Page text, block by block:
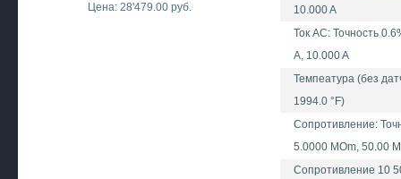
Цена: 28'479.00 руб.
10.000 A
Ток AC: Точность
A, 10.000 A
Темпеатура (без
1994.0 °F)
Сопротивление:
5.0000 MOm, 50.00
Сопротивление 10